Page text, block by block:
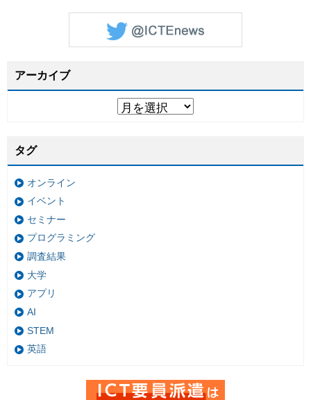
アーカイブ
タグ
オンライン
イベント
セミナー
プログラミング
調査結果
大学
アプリ
AI
STEM
英語